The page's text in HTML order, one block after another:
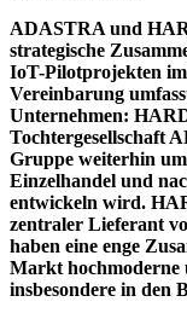
ADASTRA und
strategische
IoT-Pilotprojekten
Vereinbarung
Unternehmen:
Tochtergesellschaft
Gruppe weiterhin
Einzelhandel und
entwickeln wird.
zentraler Lieferant
haben eine enge
Markt hochmoderne
insbesondere in den